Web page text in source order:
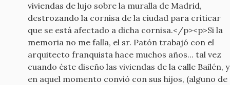
viviendas de lujo sobre la muralla de Madrid,
destrozando la cornisa de la ciudad para criticar
que se está afectado a dicha cornisa.</p><p>Si la
memoria no me falla, el sr. Patón trabajó con el
arquitecto franquista hace muchos años... tal vez
cuando éste diseño las viviendas de la calle Bailén, y
en aquel momento convió con sus hijos, (alguno de